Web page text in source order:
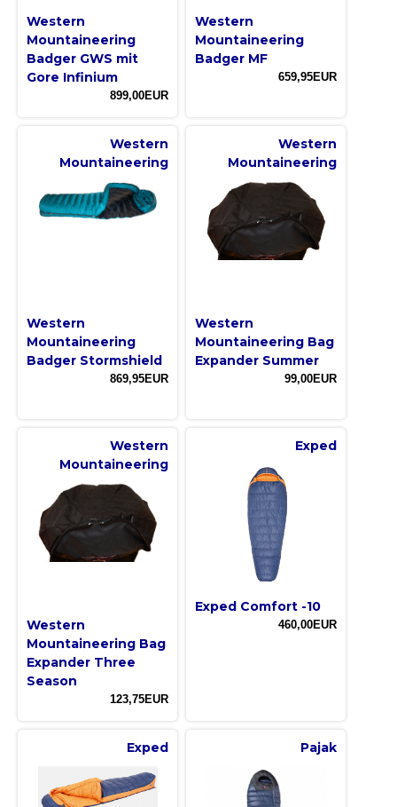
Western
Mountaineering
Badger GWS mit
Gore Infinium
899,00EUR
Western
Mountaineering
Badger MF
659,95EUR
Western
Mountaineering
Western
Mountaineering
Badger Stormshield
869,95EUR
Western
Mountaineering
Western
Mountaineering Bag
Expander Summer
99,00EUR
Western
Mountaineering
Western
Mountaineering Bag
Expander Three
Season
123,75EUR
Exped
Exped Comfort -10
460,00EUR
Exped Pajak